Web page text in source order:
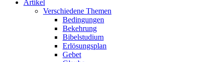
Artikel
Verschiedene Themen
Bedingungen
Bekehrung
Bibelstudium
Erlösungsplan
Gebet